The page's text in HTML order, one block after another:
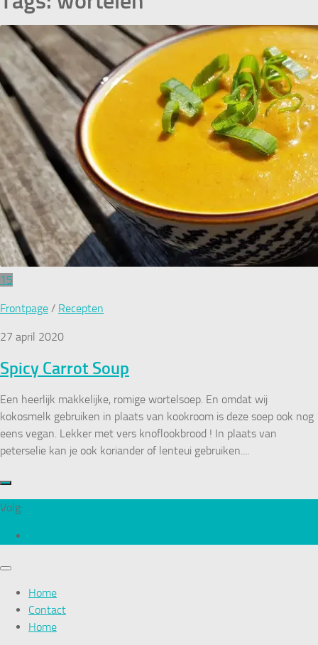
15
Frontpage / Recepten
27 april 2020
Spicy Carrot Soup
Een heerlijk makkelijke, romige wortelsoep. En omdat wij
kokosmelk gebruiken in plaats van kookroom is deze soep ook nog
eens vegan. Lekker met vers knoflookbrood ! In plaats van
peterselie kan je ook koriander of lenteui gebruiken....
Volg:
Home
Contact
Home